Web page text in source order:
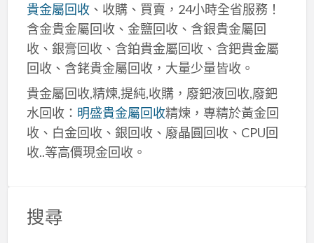
貴金屬回收、收購、買賣，24小時全省服務！
含金貴金屬回收、金鹽回收、含銀貴金屬回
收、銀膏回收、含鉑貴金屬回收、含鈀貴金屬
回收、含銠貴金屬回收，大量少量皆收。
貴金屬回收,精煉,提純,收購，廢鈀液回收,廢鈀
水回收： 明盛貴金屬回收精煉，專精於黃金回
收、白金回收、銀回收、廢晶圓回收、CPU回
收..等高價現金回收。
搜尋